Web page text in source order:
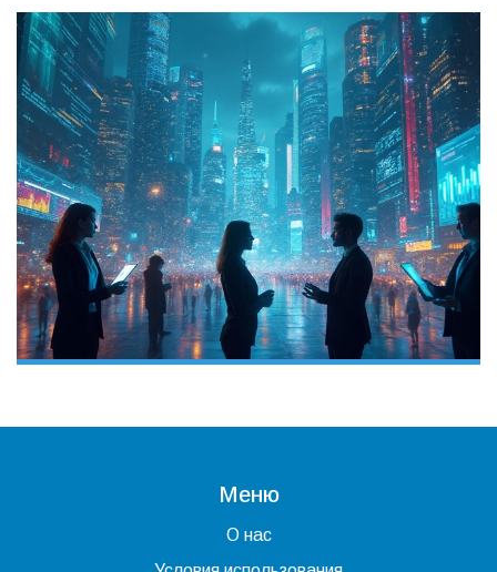
Меню
О нас